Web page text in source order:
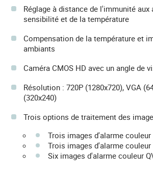
Réglage à distance de l'immunité aux
sensibilité et de la température
Compensation de la température et
ambiants
Caméra CMOS HD avec un angle de
Résolution : 720P (1280x720), VGA
(320x240)
Trois options de traitement des
Trois images d'alarme couleur
Trois images d'alarme couleur
Six images d'alarme couleur